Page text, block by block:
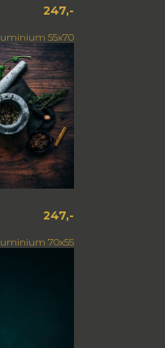
247,-
55x70
247,-
70x55